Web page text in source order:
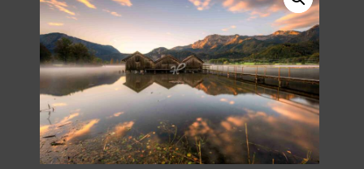
DRUCKQUALITÄTEN
LED-LEUCHTBILDER
WIR DRUCKEN IHR BILD
AUSSTELLUNGEN